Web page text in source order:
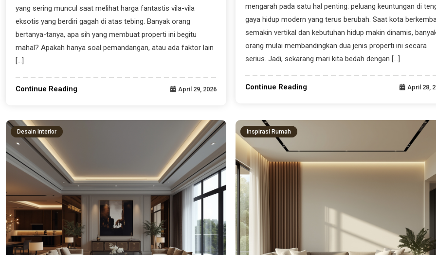
yang sering muncul saat melihat harga fantastis vila-vila
eksotis yang berdiri gagah di atas tebing. Banyak orang
bertanya-tanya, apa sih yang membuat properti ini begitu
mahal? Apakah hanya soal pemandangan, atau ada faktor lain
[…]
Continue Reading April 29, 2026
mengarah pada satu hal penting: peluang keuntungan di
gaya hidup modern yang terus berubah. Saat kota
semakin vertikal dan kebutuhan hidup makin dinamis,
orang mulai membandingkan dua jenis properti ini secara
serius. Jadi, sekarang mari kita bedah dengan […]
Continue Reading April 28,
Desain Interior Inspirasi Rumah